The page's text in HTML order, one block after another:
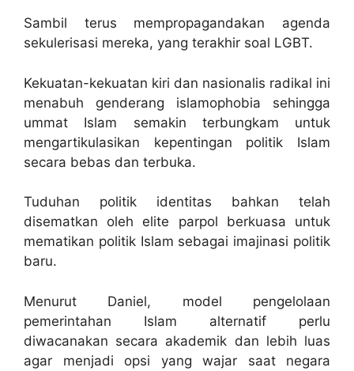
Sambil terus mempropagandakan agenda
sekulerisasi mereka, yang terakhir soal LGBT.
Kekuatan-kekuatan kiri dan nasionalis radikal ini
menabuh genderang islamophobia sehingga
ummat Islam semakin terbungkam untuk
mengartikulasikan kepentingan politik Islam
secara bebas dan terbuka.
Tuduhan politik identitas bahkan telah
disematkan oleh elite parpol berkuasa untuk
mematikan politik Islam sebagai imajinasi politik
baru.
Menurut Daniel, model pengelolaan
pemerintahan Islam alternatif perlu
diwacanakan secara akademik dan lebih luas
agar menjadi opsi yang wajar saat negara